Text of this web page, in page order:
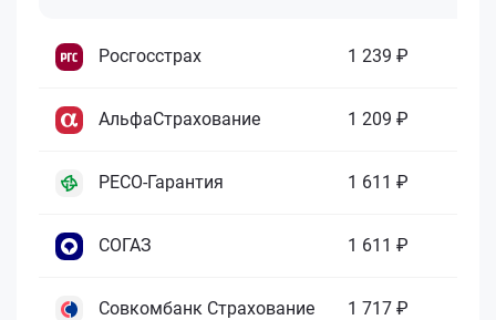
Росгосстрах 1 239 ₽
АльфаСтрахование 1 209 ₽
РЕСО-Гарантия 1 611 ₽
СОГАЗ 1 611 ₽
Совкомбанк Страхование 1 717 ₽